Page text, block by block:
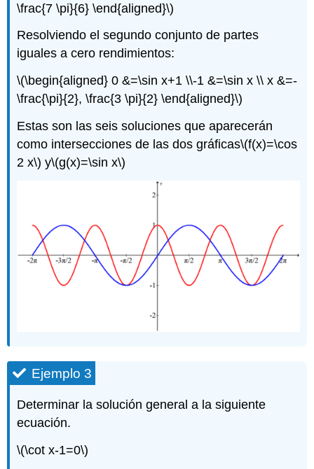
\frac{7 \pi}{6} \end{aligned}\)
Resolviendo el segundo conjunto de partes
iguales a cero rendimientos:
\(\begin{aligned} 0 &=\sin x+1 \\-1 &=\sin x \\ x &=-
\frac{\pi}{2}, \frac{3 \pi}{2} \end{aligned}\)
Estas son las seis soluciones que aparecerán
como intersecciones de las dos gráficas\(f(x)=\cos
2 x\) y\(g(x)=\sin x\)
Ejemplo 3
Determinar la solución general a la siguiente
ecuación.
\(\cot x-1=0\)